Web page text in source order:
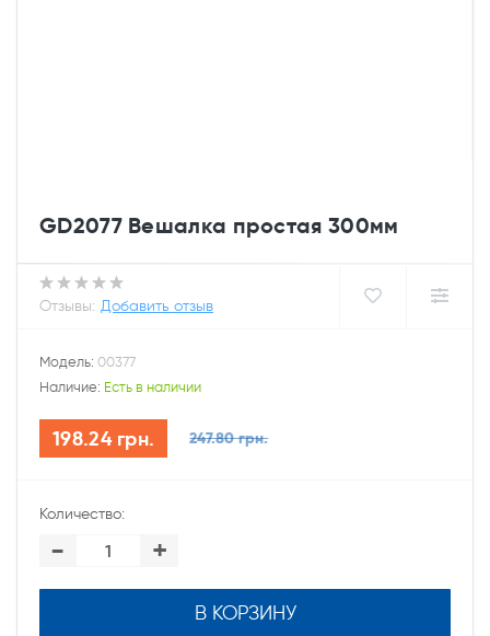
GD2077 Вешалка простая 300мм
Отзывы: Добавить отзыв
Модель: 00377
Наличие: Есть в наличии
198.24 грн. 247.80 грн.
Количество:
- +
В КОРЗИНУ